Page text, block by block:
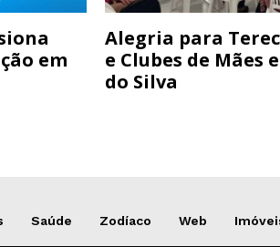
em
Alegria para
e Clubes de Mães
do Silva
Saúde Zodíaco Web